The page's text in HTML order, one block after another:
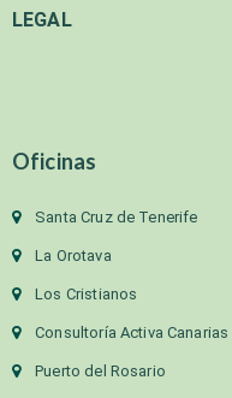
LEGAL
Oficinas
Santa Cruz de Tenerife
La Orotava
Los Cristianos
Consultoría Activa Canarias
Puerto del Rosario